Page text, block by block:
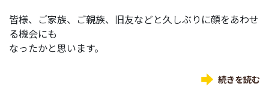
皆様、ご家族、ご親族、旧友などと久しぶりに顔をあわせ
る機会にも
なったかと思います。
続きを読む